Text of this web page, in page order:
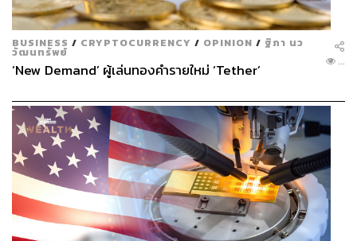
BUSINESS / CRYPTOCURRENCY / OPINION / ฐิภา นว
วัฒนทรัพย์
‘New Demand’ ผู้เล่นทองคำรายใหม่ ‘Tether’ ...